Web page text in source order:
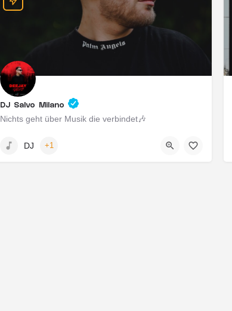
DJ Salvo Milano
Nichts geht über Musik die verbindet🎶
DJ +1